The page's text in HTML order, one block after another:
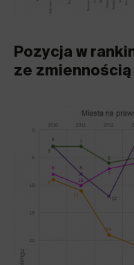
Pozycja w
ze zmiennością